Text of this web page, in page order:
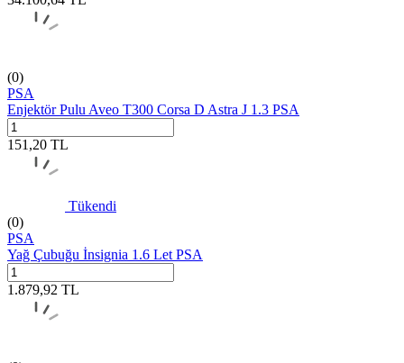
(0)
PSA
Enjektör Pulu Aveo T300 Corsa D Astra J 1.3 PSA
151,20 TL
Tükendi
(0)
PSA
Yağ Çubuğu İnsignia 1.6 Let PSA
1.879,92 TL